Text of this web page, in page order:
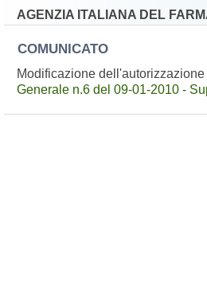
AGENZIA ITALIANA DEL
COMUNICATO
Modificazione
Generale n.6 del 09-01-2010 -